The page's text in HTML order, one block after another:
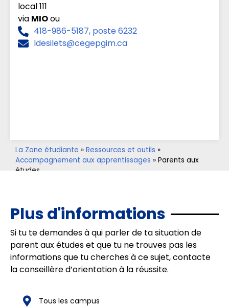
local 111
via MIOou
418-986-5187, poste 6232
ldesilets@cegepgim.ca
La Zone étudiante » Ressources et outils »
Accompagnement aux apprentissages » Parents aux
études
Plus d'informations
Si tu te demandes à qui parler de ta situation de
parent aux études et que tu ne trouves pas les
informations que tu cherches à ce sujet, contacte
la conseillère d’orientation à la réussite.
Tous les campus